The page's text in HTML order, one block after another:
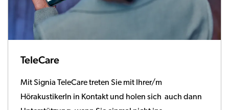
TeleCare
Mit Signia TeleCare treten Sie mit Ihrer/m
HörakustikerIn in Kontakt und holen sich auch dann